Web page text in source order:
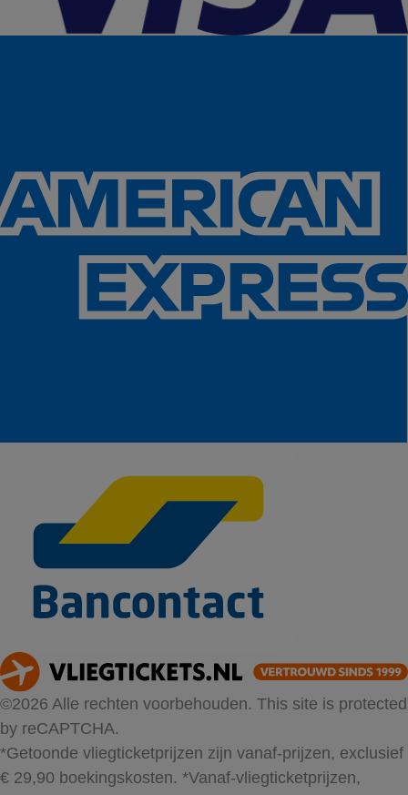
©2026 Alle rechten voorbehouden. This site is protected
by reCAPTCHA.
*Getoonde vliegticketprijzen zijn vanaf-prijzen, exclusief
€ 29,90 boekingskosten. *Vanaf-vliegticketprijzen,